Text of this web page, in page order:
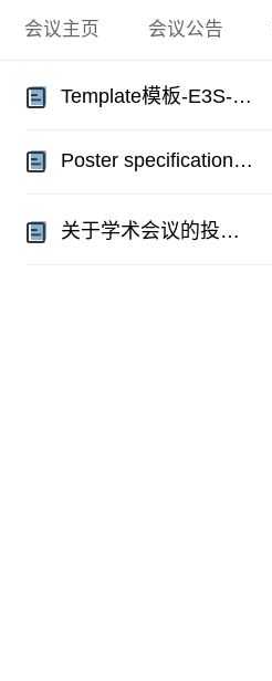
会议主页 会议公告
Template模板-E3S-SHS.zip
Poster specifications.docx
关于学术会议的投稿须知.pdf